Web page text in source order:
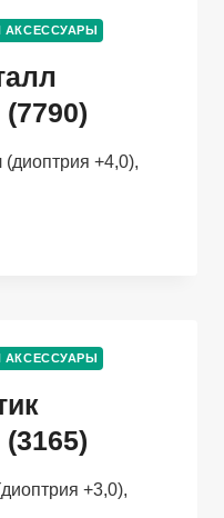
АКСЕССУАРЫ
(диоптрия +4,0),
АКСЕССУАРЫ
+3,0),